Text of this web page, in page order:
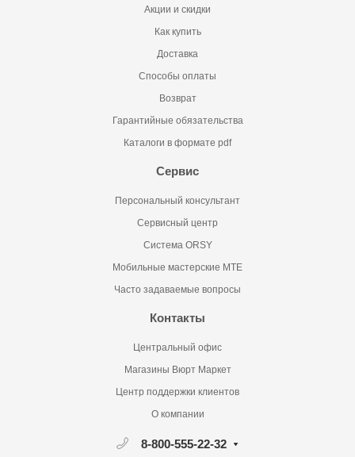
Акции и скидки
Как купить
Доставка
Способы оплаты
Возврат
Гарантийные обязательства
Каталоги в формате pdf
Сервис
Персональный консультант
Сервисный центр
Система ORSY
Мобильные мастерские MTE
Часто задаваемые вопросы
Контакты
Центральный офис
Магазины Вюрт Маркет
Центр поддержки клиентов
О компании
8-800-555-22-32